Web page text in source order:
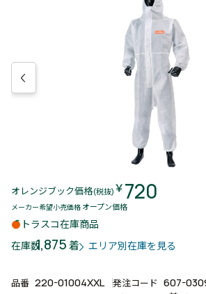
オレンジブック価格(税抜) ￥720
メーカー希望小売価格 オープン価格
トラスコ在庫商品
在庫数1,875着 エリア別在庫を見る
品番 220-01004XXL 発注コード 607-